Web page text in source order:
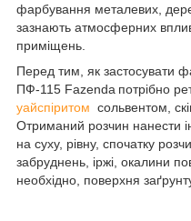
фарбування металевих,
зазнають атмосферних
приміщень.
Перед тим, як застосувати
ПФ-115 Fazenda потрібно
уайспіритом сольвентом,
Отриманий розчин нанести
на суху, рівну, спочатку
забруднень, іржі, окалини
необхідно, поверхня